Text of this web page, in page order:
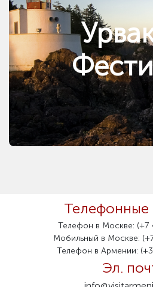
Телефонные
Телефон в Москве: (+7
Мобильный в Москве:
Телефон в Армении:
Эл.